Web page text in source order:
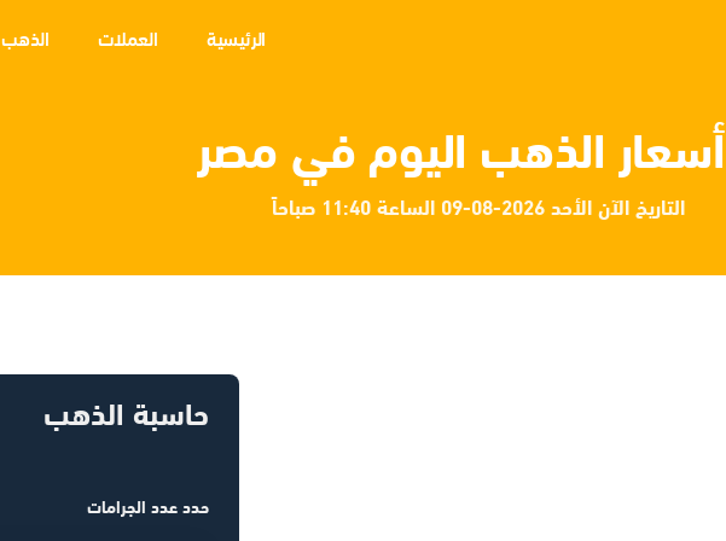
الرئيسية العملات الذهب
أسعار الذهب اليوم في مصر
التاريخ الآن الأحد 2026-08-09 الساعة 11:40 صباحاً
حاسبة الذهب
حدد عدد الجرامات